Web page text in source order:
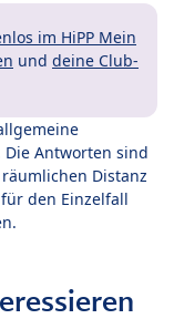
im HiPP Mein
und deine Club-
Antworten sind
Distanz
den Einzelfall